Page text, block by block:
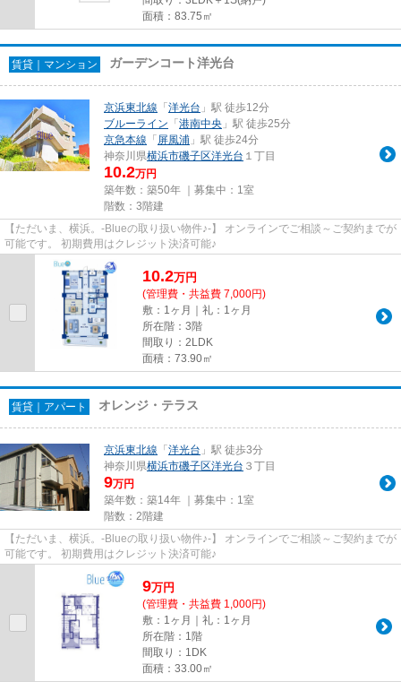
面積：83.75㎡
賃貸｜マンション ガーデンコート洋光台
京浜東北線 「 洋光台 」駅 徒歩12分
ブルーライン 「 港南中央 」駅 徒歩25分
京急本線 「 屏風浦 」駅 徒歩24分
神奈川県横浜市磯子区洋光台 １丁目
10.2万円
築年数：築50年 ｜募集中： 1室
階数：3階建
【ただいま、横浜。-Blueの取り扱い物件♪-】 オンラインでご相談～ご契約までが
可能です。 初期費用はクレジット決済可能♪
10.2万円
(管理費・共益費 7,000円)
敷：1ヶ月｜礼：1ヶ月
所在階：3階
間取り：2LDK
面積：73.90㎡
賃貸｜アパート オレンジ・テラス
京浜東北線 「 洋光台 」駅 徒歩3分
神奈川県横浜市磯子区洋光台 ３丁目
9万円
築年数：築14年 ｜募集中： 1室
階数：2階建
【ただいま、横浜。-Blueの取り扱い物件♪-】 オンラインでご相談～ご契約までが
可能です。 初期費用はクレジット決済可能♪
9万円
(管理費・共益費 1,000円)
敷：1ヶ月｜礼：1ヶ月
所在階：1階
間取り：1DK
面積：33.00㎡